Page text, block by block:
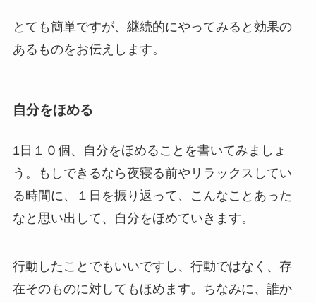
とても簡単ですが、継続的にやってみると効果の
あるものをお伝えします。
自分をほめる
1日１０個、自分をほめることを書いてみましょ
う。もしできるなら夜寝る前やリラックスしてい
る時間に、１日を振り返って、こんなことあった
なと思い出して、自分をほめていきます。
行動したことでもいいですし、行動ではなく、存
在そのものに対してもほめます。ちなみに、誰か